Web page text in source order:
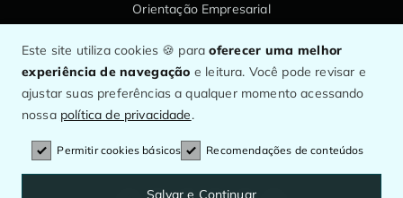
Orientação Empresarial
O maior canal de informação do setor.
CNPJ: 53.158.122/0001-77
Este site utiliza cookies 🍪 paraoferecer uma melhor
experiência de navegação e leitura. Você pode revisar e
ajustar suas preferências a qualquer momento acessando
nossa política de privacidade.
Permitir cookies básicos Recomendações de conteúdos
Salvar e Continuar